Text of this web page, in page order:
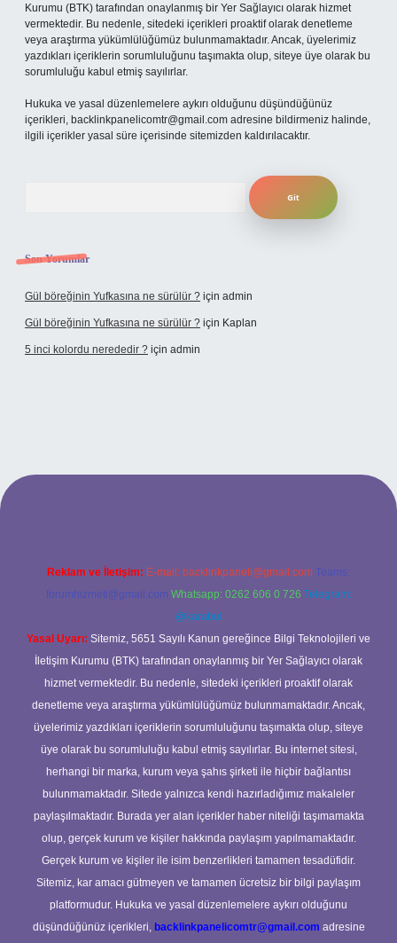
Kurumu (BTK) tarafından onaylanmış bir Yer Sağlayıcı olarak hizmet
vermektedir. Bu nedenle, sitedeki içerikleri proaktif olarak denetleme
veya araştırma yükümlülüğümüz bulunmamaktadır. Ancak, üyelerimiz
yazdıkları içeriklerin sorumluluğunu taşımakta olup, siteye üye olarak bu
sorumluluğu kabul etmiş sayılırlar.
Hukuka ve yasal düzenlemelere aykırı olduğunu düşündüğünüz
içerikleri, backlinkpanelicomtr@gmail.com adresine bildirmeniz halinde,
ilgili içerikler yasal süre içerisinde sitemizden kaldırılacaktır.
Son Yorumlar
Gül böreğinin Yufkasına ne sürülür ? için admin
Gül böreğinin Yufkasına ne sürülür ? için Kaplan
5 inci kolordu nerededir ? için admin
Reklam ve İletişim: E-mail: backlinkpaneli@gmail.com Teams:
forumhizmeti@gmail.com Whatsapp: 0262 606 0 726 Telegram:
@karabul
Yasal Uyarı: Sitemiz, 5651 Sayılı Kanun gereğince Bilgi Teknolojileri ve
İletişim Kurumu (BTK) tarafından onaylanmış bir Yer Sağlayıcı olarak
hizmet vermektedir. Bu nedenle, sitedeki içerikleri proaktif olarak
denetleme veya araştırma yükümlülüğümüz bulunmamaktadır. Ancak,
üyelerimiz yazdıkları içeriklerin sorumluluğunu taşımakta olup, siteye
üye olarak bu sorumluluğu kabul etmiş sayılırlar. Bu internet sitesi,
herhangi bir marka, kurum veya şahıs şirketi ile hiçbir bağlantısı
bulunmamaktadır. Sitede yalnızca kendi hazırladığımız makaleler
paylaşılmaktadır. Burada yer alan içerikler haber niteliği taşımamakta
olup, gerçek kurum ve kişiler hakkında paylaşım yapılmamaktadır.
Gerçek kurum ve kişiler ile isim benzerlikleri tamamen tesadüfidir.
Sitemiz, kar amacı gütmeyen ve tamamen ücretsiz bir bilgi paylaşım
platformudur. Hukuka ve yasal düzenlemelere aykırı olduğunu
düşündüğünüz içerikleri, backlinkpanelicomtr@gmail.com adresine